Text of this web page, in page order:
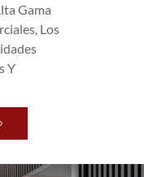
Gama
Los
Y